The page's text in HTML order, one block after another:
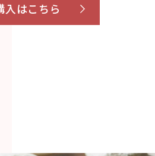
入はこちら